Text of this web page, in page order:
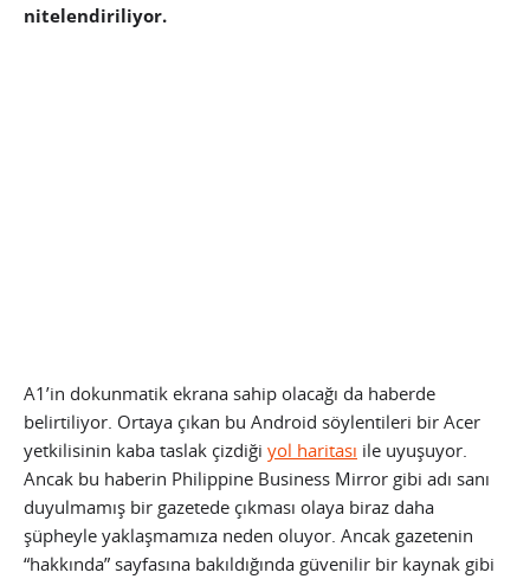
nitelendiriliyor.
A1’in dokunmatik ekrana sahip olacağı da haberde
belirtiliyor. Ortaya çıkan bu Android söylentileri bir Acer
yetkilisinin kaba taslak çizdiği yol haritası ile uyuşuyor.
Ancak bu haberin Philippine Business Mirror gibi adı sanı
duyulmamış bir gazetede çıkması olaya biraz daha
şüpheyle yaklaşmamıza neden oluyor. Ancak gazetenin
“hakkında” sayfasına bakıldığında güvenilir bir kaynak gibi